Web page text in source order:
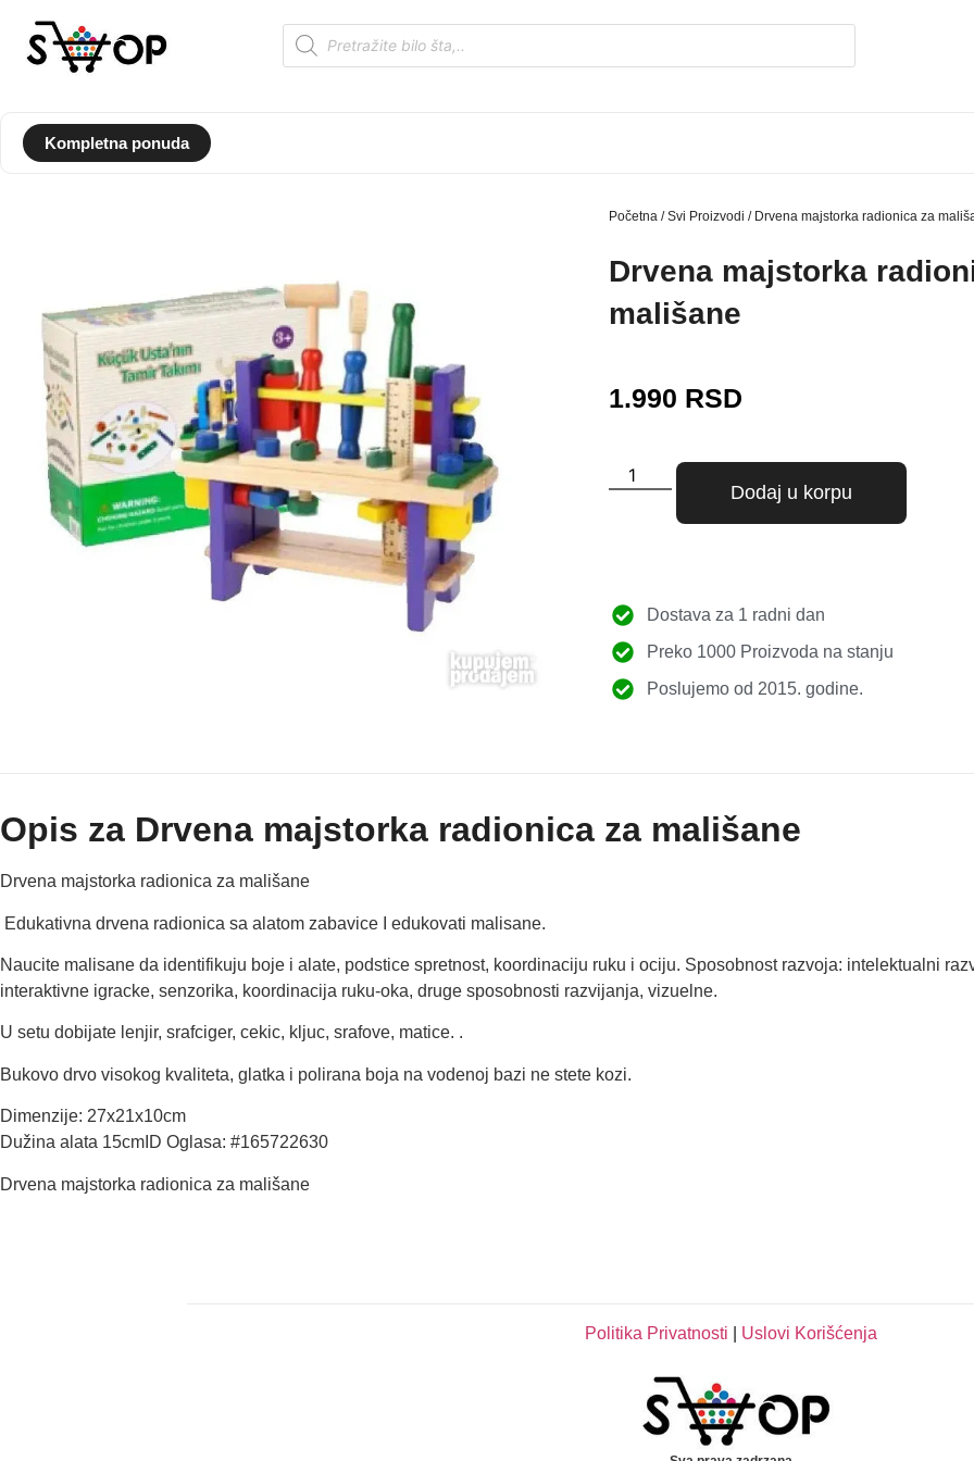
Kompletna ponuda
Početna /Svi Proizvodi / Drvena majstorka radionica za
Drvena majstorka
mališane
1.990 RSD
Dodaj u korpu
Dostava za 1 radni dan
Preko 1000 Proizvoda na stanju
Poslujemo od 2015. godine.
Opis za Drvena majstorka radionica za mališane
Drvena majstorka radionica za mališane
Edukativna drvena radionica sa alatom zabavice I edukovati malisane.
Naucite malisane da identifikuju boje i alate, podstice spretnost, koordinaciju ruku i ociju. Sposobnost razvoja: intelektualni
interaktivne igracke, senzorika, koordinacija ruku-oka, druge sposobnosti razvijanja, vizuelne.
U setu dobijate lenjir, srafciger, cekic, kljuc, srafove, matice. .
Bukovo drvo visokog kvaliteta, glatka i polirana boja na vodenoj bazi ne stete kozi.
Dimenzije: 27x21x10cm
Dužina alata 15cmID Oglasa: #165722630
Drvena majstorka radionica za mališane
Politika Privatnosti Uslovi Korišćenja